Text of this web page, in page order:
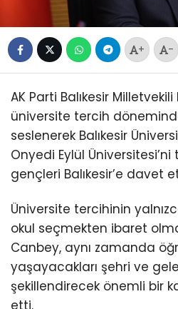
+ -
AK Parti Balıkesir
üniversite tercih
seslenerek Balıkesir
Onyedi Eylül
gençleri Balıkesir’e davet
Üniversite tercihinin
okul seçmekten ibaret
Canbey, aynı zamanda
yaşayacakları şehri ve
şekillendirecek önemli bir
etti.